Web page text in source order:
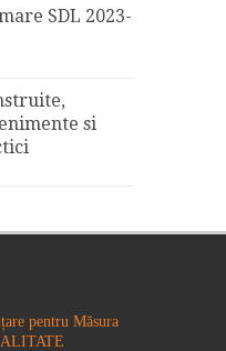
SDL 2023-
si
pentru Măsura